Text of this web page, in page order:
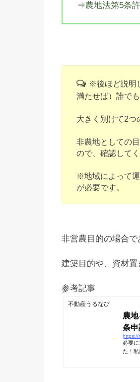
⇒農地法第5条
※後ほど説明
満たせば）誰で
大きく別けて2つ
非農地としての
ので、確認してく
※地域によって
が必要です。
非営農目的の場合で
建築目的や、資材置
参考記事
不動産うるなび
農
条申
https://
必要
た！私
を買